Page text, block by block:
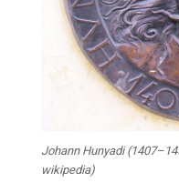
Johann Hunyadi
wikipedia)